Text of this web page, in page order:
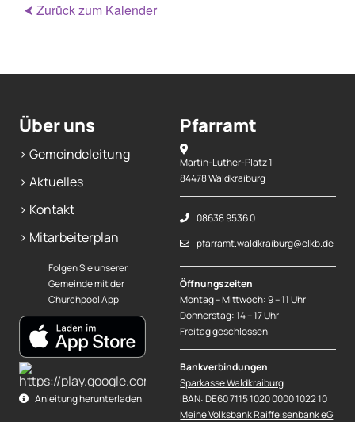
⮜ Zurück zum Kalender
Über uns
> Gemeindeleitung
> Aktuelles
> Kontakt
> Mitarbeiterplan
Folgen Sie unserer
Gemeinde mit der
Churchpool App
Anleitung herunterladen
Pfarramt
Martin-Luther-Platz 1
84478 Waldkraiburg
08638 9536 0
pfarramt.waldkraiburg@elkb.de
Öffnungszeiten
Montag – Mittwoch: 9 – 11 Uhr
Donnerstag: 14 – 17 Uhr
Freitag geschlossen
Bankverbindungen
Sparkasse Waldkraiburg
IBAN: DE60 7115 1020 0000 1022 10
Meine Volksbank Raiffeisenbank eG